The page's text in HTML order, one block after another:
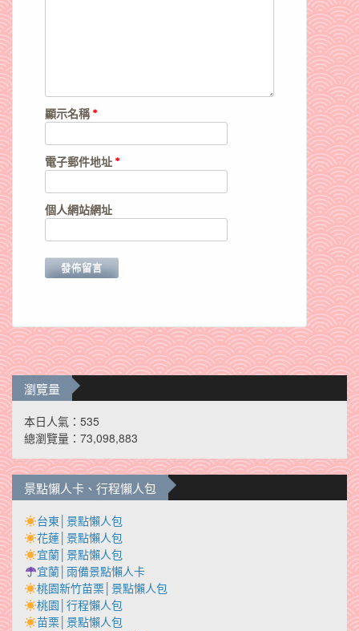
顯示名稱*
電子郵件地址 *
個人網站網址
瀏覽量
本日人氣：535
總瀏覽量：73,098,883
景點懶人卡、行程懶人包
台東│景點懶人包
花蓮│景點懶人包
宜蘭│景點懶人包
宜蘭│雨備景點懶人卡
桃園新竹苗栗│景點懶人包
桃園│行程懶人包
苗栗│景點懶人包